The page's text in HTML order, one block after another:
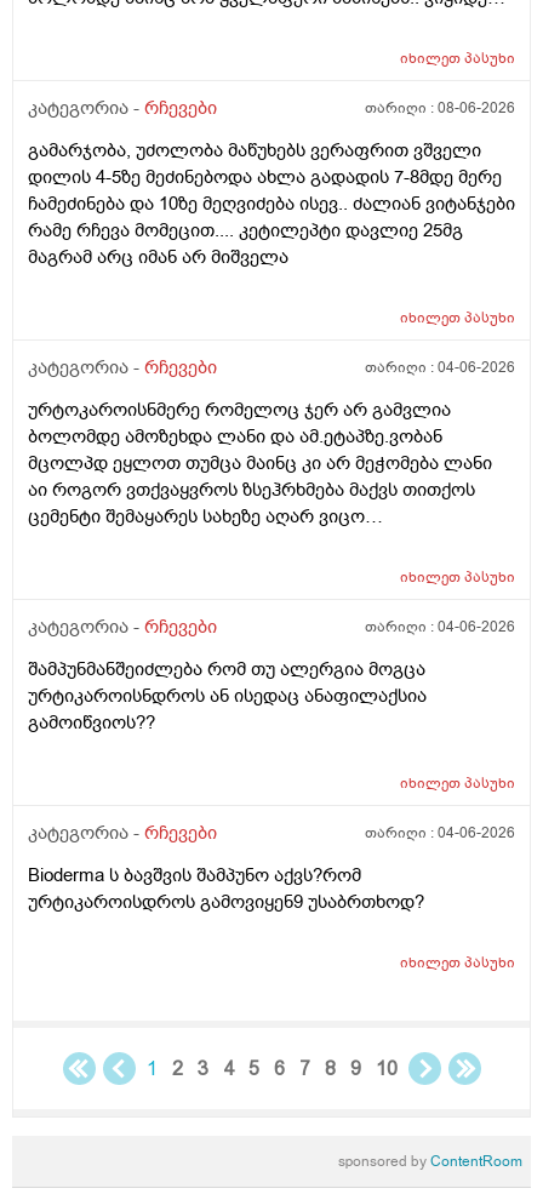
არა.მაშონ ანაფილაქსია ხომ არ მექმება?
ცუდათ ვხდებინშოშოსგან მარტო მაშინებს ეს
ონტელექტოც ანაფილაქსიას ახსენებს სულ დამამე
როზა
იხილეთპასუხი
კატეგორია - რჩევები თარიღი :08-06-2026
გამარჯობა, უძოლობა მაწუხებს ვერაფრით ვშველი
დილის 4-5ზე მეძინებოდა ახლა გადადის 7-8მდე მერე
ჩამეძინება და 10ზე მეღვიძება ისევ.. ძალიან ვიტანჯები
რამე რჩევა მომეცით.... კეტილეპტი დავლიე 25მგ
მაგრამ არც იმან არ მიშველა
იხილეთპასუხი
კატეგორია - რჩევები თარიღი :04-06-2026
ურტოკაროისნმერე რომელოც ჯერ არ გამვლია
ბოლომდე ამოზეხდა ლანი და ამ.ეტაპზე.ვობან
მცოლპდ ეყლოთ თუმცა მაინც კი არ მეჭომება ლანი
აი როგორ ვთქვაყვროს ზსეჰრხმება მაქვს თითქოს
ცემენტი შემაყარეს სახეზე აღარ ვიცო
წვალებაშო..სულ ბავშობიდან დღემდე ალისა საპონს
2036წელს.ვეღარ ბხმღობ.მცპლპდნეყალოც კი ესეთ
დამატენოანებელო ვერ მშველოს.პოროს დაბანოს
მერე 4ჯერ ვისმევ პატარა პატარა შიალედებში
ბიბჩენის დამცავ გვირილოს კრემს პანთენოლოთ რომ
უკბე არადა ჭიჭყიანია ხომ არ ვივლი.ჯერ წულოთ
ტამზე არვარ ასე.წყლოთაც კი ჩიმი წვაც მაქ აქა ოქ
სახეზე წამოერად.ბუნჩენსაც ბავშობიდან ვხმარობ
იხილეთპასუხი
კატეგორია - რჩევები თარიღი :04-06-2026
შამპუნმანშეიძლება რომ თუ ალერგია მოგცა
ურტიკაროისნდროს ან ისედაც ანაფილაქსია
გამოიწვიოს??
იხილეთპასუხი
კატეგორია - რჩევები თარიღი :04-06-2026
Bioderma ს ბავშვის შამპუნო აქვს?რომ
ურტიკაროისდროს გამოვიყენ9 უსაბრთხოდ?
იხილეთპასუხი
1 2 3 4 5 6 7 8 9 10
sponsored byContentRoom